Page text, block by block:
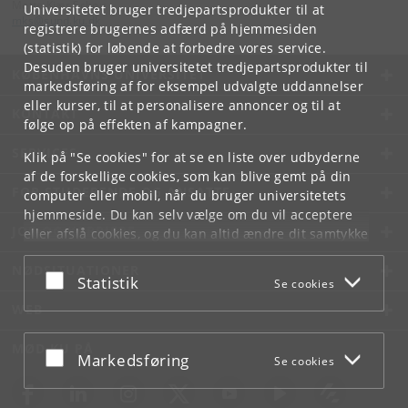
Universitetet bruger tredjepartsprodukter til at
registrere brugernes adfærd på hjemmesiden
(statistik) for løbende at forbedre vores service.
Desuden bruger universitetet tredjepartsprodukter til
markedsføring af for eksempel udvalgte uddannelser
eller kurser, til at personalisere annoncer og til at
følge op på effekten af kampagner.
Klik på "Se cookies" for at se en liste over udbyderne
af de forskellige cookies, som kan blive gemt på din
computer eller mobil, når du bruger universitetets
hjemmeside. Du kan selv vælge om du vil acceptere
eller afslå cookies, og du kan altid ændre dit samtykke
underCookie- og privatlivspolitiksom du finder i
bunden af hver side.
Acceptér eller afslå
Statistik Se cookies
Acceptér eller afslå
Markedsføring Se cookies
Mette Kjær Schou
KØBENHAVNS UNIVERSITET
KONTAKT
SERVICES
FOR STUDERENDE OG ANSATTE
JOB OG KARRIERE
NØDSITUATIONER
WEB
MØD KU PÅ